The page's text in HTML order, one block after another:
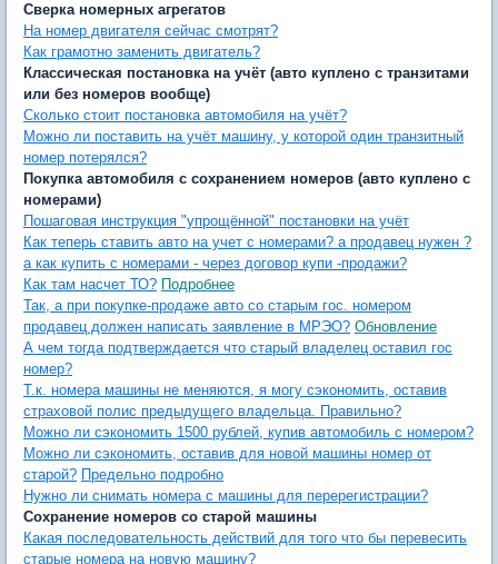
Сверка номерных агрегатов
На номер двигателя сейчас смотрят?
Как грамотно заменить двигатель?
Классическая постановка на учёт (авто куплено с транзитами
или без номеров вообще)
Сколько стоит постановка автомобиля на учёт?
Можно ли поставить на учёт машину, у которой один транзитный
номер потерялся?
Покупка автомобиля с сохранением номеров (авто куплено с
номерами)
Пошаговая инструкция "упрощённой" постановки на учёт
Как теперь ставить авто на учет с номерами? а продавец нужен ?
а как купить с номерами - через договор купи -продажи?
Как там насчет ТО? Подробнее
Так, а при покупке-продаже авто со старым гос. номером
продавец должен написать заявление в МРЭО? Обновление
А чем тогда подтверждается что старый владелец оставил гос
номер?
Т.к. номера машины не меняются, я могу сэкономить, оставив
страховой полис предыдущего владельца. Правильно?
Можно ли сэкономить 1500 рублей, купив автомобиль с номером?
Можно ли сэкономить, оставив для новой машины номер от
старой? Предельно подробно
Нужно ли снимать номера с машины для перерегистрации?
Сохранение номеров со старой машины
Какая последовательность действий для того что бы перевесить
старые номера на новую машину?